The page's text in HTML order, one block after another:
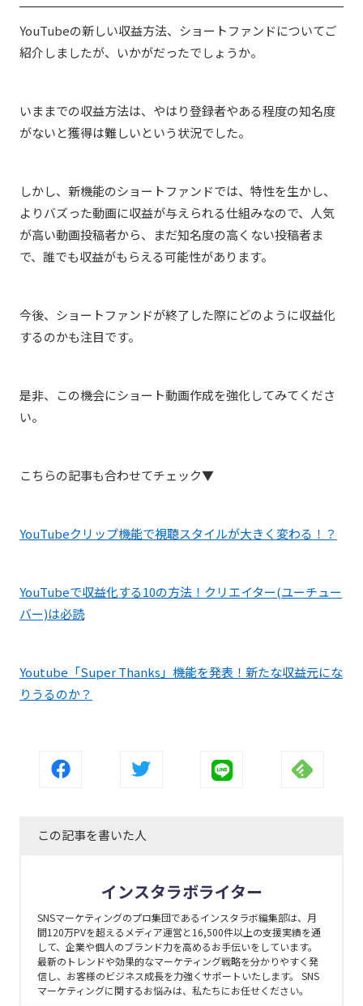
YouTubeの新しい収益方法、ショートファンドについてご
紹介しましたが、いかがだったでしょうか。
いままでの収益方法は、やはり登録者やある程度の知名度
がないと獲得は難しいという状況でした。
しかし、新機能のショートファンドでは、特性を生かし、
よりバズった動画に収益が与えられる仕組みなので、 人気
が高い動画投稿者から、まだ知名度の高くない投稿者ま
で、誰でも収益がもらえる可能性があります。
今後、ショートファンドが終了した際にどのように収益化
するのかも注目です。
是非、この機会にショート動画作成を強化してみてくださ
い。
こちらの記事も合わせてチェック▼
YouTubeクリップ機能で視聴スタイルが大きく変わる！？
YouTubeで収益化する10の方法！クリエイター(ユーチュー
バー)は必読
Youtube「Super Thanks」機能を発表！新たな収益元にな
りうるのか？
この記事を書いた人
インスタラボライター
SNSマーケティングのプロ集団であるインスタラボ編集部は、月
間120万PVを超えるメディア運営と16,500件以上の支援実績を通
して、企業や個人のブランド力を高めるお手伝いをしています。
最新のトレンドや効果的なマーケティング戦略を分かりやすく発
信し、お客様のビジネス成長を力強くサポートいたします。 SNS
マーケティングに関するお悩みは、私たちにお任せください。